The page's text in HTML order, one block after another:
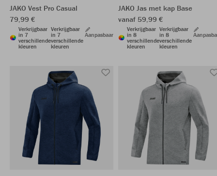
JAKO Vest Pro Casual
79,99 €
Verkrijgbaar
in 7
verschillende
kleuren
Verkrijgbaar
in 7
verschillende
kleuren
Aanpasbaar
JAKO Jas met kap Base
vanaf 59,99 €
Verkrijgbaar
in 8
verschillende
kleuren
Verkrijgbaar
in 8
verschillende
kleuren